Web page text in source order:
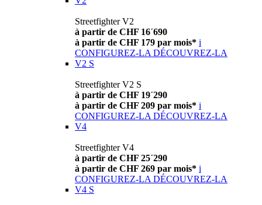
Streetfighter V2
à partir de CHF 16´690
à partir de CHF 179 par mois* i
CONFIGUREZ-LA DÉCOUVREZ-LA
V2 S
Streetfighter V2 S
à partir de CHF 19´290
à partir de CHF 209 par mois* i
CONFIGUREZ-LA DÉCOUVREZ-LA
V4
Streetfighter V4
à partir de CHF 25´290
à partir de CHF 269 par mois* i
CONFIGUREZ-LA DÉCOUVREZ-LA
V4 S